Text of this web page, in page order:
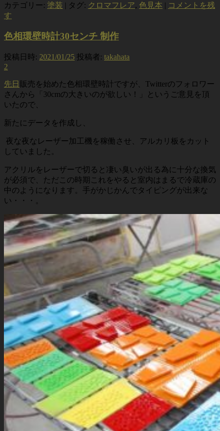
カテゴリー: 塗装 | タグ: クロマフレア, 色見本 | コメントを残
す
色相環壁時計30センチ 制作
投稿日時: 2021/01/25 投稿者: takahata
2
先日
販売を始めた色相環壁時計ですが、Twitterのフォロワー
さんから「30cmの大きいのが欲しい！」というご意見を頂
いたので、
新たにデータを作成し、
夜な夜なレーザー加工機を稼働させ、アルカリ板をカット
していました。
アクリルをレーザーで切ると凄い臭いが出る為に十分な換気
が必須で、ただこの時期これをやると室内はまるで冷蔵庫の
中のようになります。手がかじかんでタイピングが出来な
い・・・。